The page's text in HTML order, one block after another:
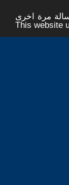
مرة اخرى -
This website